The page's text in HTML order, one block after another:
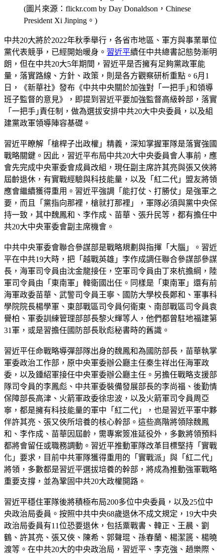
(圖片來源：flickr.com by Day Donaldson，Chinese
President Xi Jinping。)
中共20大將於2022年秋季舉行，各省市地區、軍方與事業單位
黨代表競爭，已經開始暖身。 習近平續任中共總書記態勢漸明
朗，但在中共20大5年期間，習近平是否擁有足夠黨政軍能
量，落實路線、方針、政策，則是各方觀察研析重點。6月1
日，《新華社》發布《中共中央關於加強對「一把手｣和領導
班子監督的意見》，即提到習近平要加強監督高級幹部，落實
「一把手｣責任制，做為選拔安排中共20大中央委員，以及組
建黨政軍領導陣容基礎。
習近平瞭解「槍桿子出政權」精義，深知掌握軍隊是落實強國
戰略關鍵。因此，習近平布局中共20大中央委員會人事前，應
會先完成中央軍委會成員改組，現任副主席許其亮與張又俠將
屆齡退休，有實戰經驗與科技能量，以及「紅二代」盟友將領
應會繼續獲得重用。習近平強調「能打仗、打勝仗」是強軍之
要，而且「黨指向那裡，槍就打那裡」，軍隊必須與黨中央保
持一致，其中魏鳳和、李作成、苗華、張升民等，都有擔任中
共20大中央軍委會副主席機會。
中共中央軍委會聯合參謀部是戰略規劃與指揮「大腦」。習近
平在中共19大時，把「越戰英雄」李作成調任聯合參謀部參謀
長，海軍司令員由沈金龍接任，空軍司令員由丁來杭擔綱，陸
軍司令員由「東南軍」韓衛國出任。同樣是「東南軍」還有前
海軍政委苗華、武警司令員王寧、國防大學校長鄭和、軍事科
學院院長楊學軍、東部戰區司令員何衛東、南部戰區司令員袁
譽柏、軍委訓練管理部部長黎火輝等人，他們都曾駐地福建第
31軍，或是習擔任國防部長耿彪秘書時的舊識。
習近平任命戰略導彈部隊出身的魏鳳和為國防部長，苗華執掌
軍委政治工作部，原中央軍委辦公廳主任秦生祥出任海軍政
委，以及鍾紹軍接任中央軍委辦公廳主任。另擔任戰略支援部
隊司令員的李鳳彪、中共軍委裝備發展部長的李尚福、後勤情
保障部長高津、火箭軍政委徐忠波，以及火箭軍司令員周亞
寧，都是擁有科技能量的軍中「紅二代」，也是習近平軍中夥
伴許其亮、張又俠所培養的核心幹部。這些高階將領除魏鳳
和、李作成、苗華因屆齡，需專案簽准延役外，多數將領預料
都將會留任或職務調動。習近平推動軍隊改革目標堅持「實戰
化」要求，目前中共軍隊獲得重用的「實戰派」與「紅二代」
將領，多數都是習近平選拔培養的幹部，將成為推動強軍戰略
重要支撐，並為鞏固中共20大政權開路。
習近平穩住軍隊後將積極布局200多位中央委員，以及25位中
央政治局委員。按照中共中央68歲退休不成文規定，19大中央
政治局委員有11位恐要退休，包括粟戰書、韓正、王晨、劉
鶴、許其亮、張又俠、陳希、郭聲琨、孫春蘭、楊潔篪、楊曉
渡等。在中共20大的中央政治局，習近平、李克強、趙樂際、